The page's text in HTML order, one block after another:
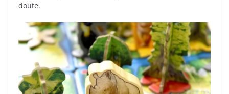
doute.